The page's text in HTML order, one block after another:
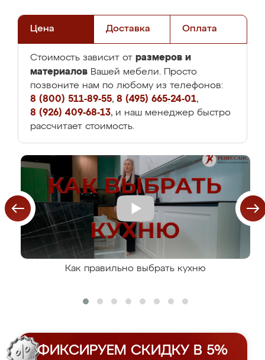
Цена Доставка Оплата
Стоимость зависит от размеров и
материалов Вашей мебели. Просто
позвоните нам по любому из телефонов:
8 (800) 511-89-55, 8 (495) 665-24-01,
8 (926) 409-68-13, и наш менеджер быстро
рассчитает стоимость.
Как правильно выбрать кухню
ФИКСИРУЕМ СКИДКУ В 5%